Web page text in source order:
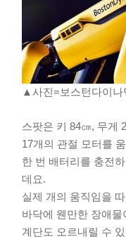
▲사진=보스턴다이나
스팟은 키 84㎝, 무게
17개의 관절 모터를
한 번 배터리를 충전
데요.
실제 개의 움직임을
바닥에 웬만한 장애물
계단도 오르내릴 수